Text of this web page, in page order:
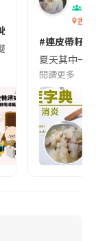
😱出發前切記檢查
的民眾，近期要
香港
#連皮帶籽
夏天其中一
閱讀更多